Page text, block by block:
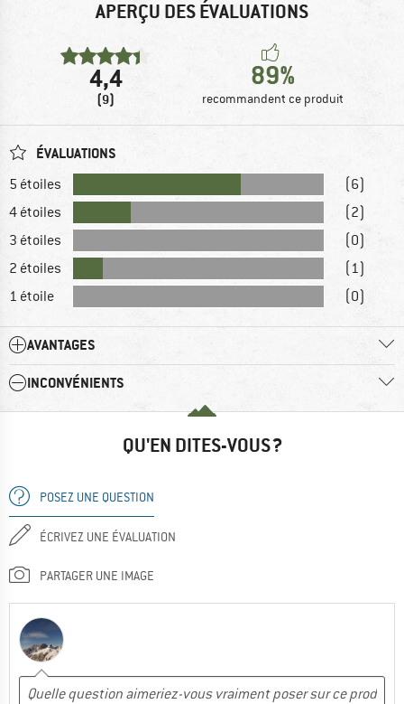
APERÇU DES ÉVALUATIONS
4,4
(9)
89%
recommandent ce produit
ÉVALUATIONS
5 étoiles
(6)
4 étoiles
(2)
3 étoiles
(0)
2 étoiles
(1)
1 étoile
(0)
AVANTAGES
INCONVÉNIENTS
QU'EN DITES-VOUS ?
POSEZ UNE QUESTION
ÉCRIVEZ UNE ÉVALUATION
PARTAGER UNE IMAGE